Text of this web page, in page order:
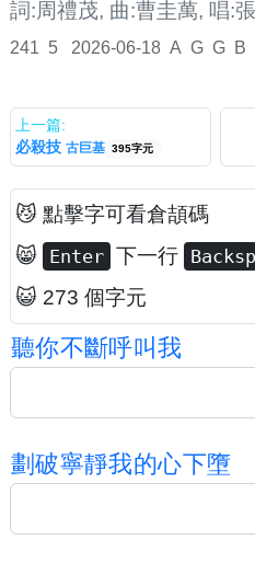
詞:周禮茂, 曲:曹圭萬, 唱:
241 5 2026-06-18 A G G B
上一篇:
必殺技 古巨基 395字元
😼 點擊字可看倉頡碼
😸 Enter 下一行
😺 273 個字元
聽你不斷呼叫 我
劃 破寧靜我的心下墮